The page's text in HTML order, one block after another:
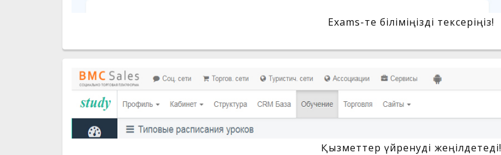
Exams-те біліміңізді тексеріңіз!
Қызметтер үйренуді жеңілдетеді!